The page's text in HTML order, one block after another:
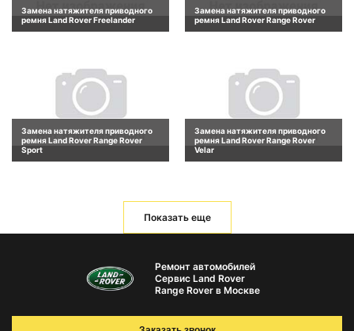
Замена натяжителя приводного
ремня Land Rover Freelander
Замена натяжителя приводного
ремня Land Rover Range Rover
Замена натяжителя приводного
ремня Land Rover Range Rover
Sport
Замена натяжителя приводного
ремня Land Rover Range Rover
Velar
Показать еще
Ремонт автомобилей
Сервис Land Rover
Range Rover в Москве